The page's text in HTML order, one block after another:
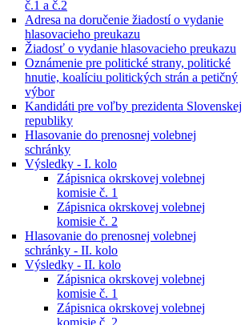
č.1 a č.2
Adresa na doručenie žiadostí o vydanie
hlasovacieho preukazu
Žiadosť o vydanie hlasovacieho preukazu
Oznámenie pre politické strany, politické
hnutie, koalíciu politických strán a petičný
výbor
Kandidáti pre voľby prezidenta Slovenskej
republiky
Hlasovanie do prenosnej volebnej
schránky
Výsledky - I. kolo
Zápisnica okrskovej volebnej
komisie č. 1
Zápisnica okrskovej volebnej
komisie č. 2
Hlasovanie do prenosnej volebnej
schránky - II. kolo
Výsledky - II. kolo
Zápisnica okrskovej volebnej
komisie č. 1
Zápisnica okrskovej volebnej
komisie č. 2